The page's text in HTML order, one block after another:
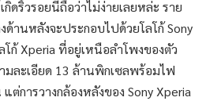
ดริ้วรอยนี่ถือว่าไม่ง่ายเลยหล่ะ ราย
ด้านหลังจะประกอบไปด้วยโลโก้ Sony
โก้ Xperia ที่อยู่เหนือลำโพงของตัว
มละเอียด 13 ล้านพิกเซลพร้อมไฟ
การวางกล้องหลังของ Sony Xperia